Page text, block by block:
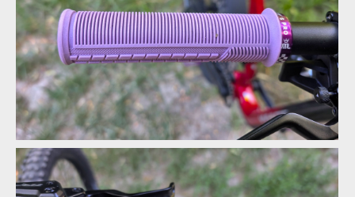
Test: gripy Peatys Monarch Pro - i přes dvousměsovou
konstrukci první generaci zásadně nepřevyšují